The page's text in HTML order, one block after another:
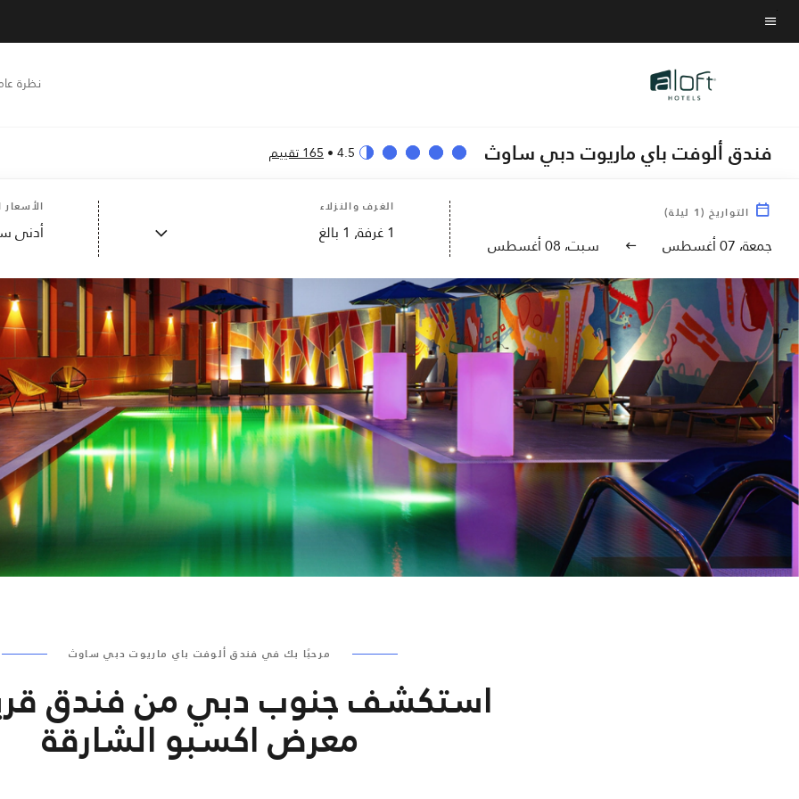
Skip
toنص القائمة
نظرة
فندق ألوفت باي ماريوت دبي ساوث 4.5
•165 تقييم
التواريخ (
1 ليلة)
جمعة، 07 أغسطس سبت، 08 أغسطس
الغرف والنزلاء
1غرفة, 1 بالغ أدنى
مرحبًا بك في فندق ألوفت باي ماريوت دبي ساوث
استكشف جنوب دبي من فندق
معرض اكسبو الشارقة